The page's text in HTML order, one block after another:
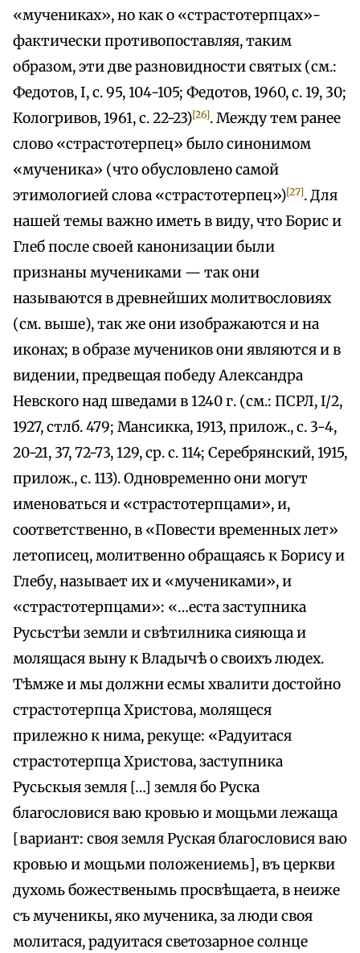
«мучениках», но как о «страстотерпцах»-
фактически противопоставляя, таким
образом, эти две разновидности святых (см.:
Федотов, I, с. 95, 104-105; Федотов, 1960, с. 19, 30;
Кологривов, 1961, с. 22-23)[26]. Между тем ранее
слово «страстотерпец» было синонимом
«мученика» (что обусловлено самой
этимологией слова «страстотерпец»)[27]. Для
нашей темы важно иметь в виду, что Борис и
Глеб после своей канонизации были
признаны мучениками — так они
называются в древнейших молитвословиях
(см. выше), так же они изображаются и на
иконах; в образе мучеников они являются и в
видении, предвещая победу Александра
Невского над шведами в 1240 г. (см.: ПСРЛ, I/2,
1927, стлб. 479; Мансикка, 1913, прилож., с. 3-4,
20-21, 37, 72-73, 129, ср. с. 114; Серебрянский, 1915,
прилож., с. 113). Одновременно они могут
именоваться и «страстотерпцами», и,
соответственно, в «Повести временных лет»
летописец, молитвенно обращаясь к Борису и
Глебу, называет их и «мучениками», и
«страстотерпцами»: «…еста заступника
Русьстѣи земли и свѣтилника сияюща и
молящася выну к Владычѣ о своихъ людех.
Тѣмже и мы должни есмы хвалити достойно
страстотерпца Христова, молящеся
прилежно к нима, рекуще: «Радуитася
страстотерпца Христова, заступника
Русьскыя земля […] земля бо Руска
благословися ваю кровью и мощьми лежаща
[вариант: своя земля Руская благословися ваю
кровью и мощьми положениемь], въ церкви
духомь божественымь просвѣщаета, в неиже
съ мученикы, яко мученика, за люди своя
молитася, радуитася светозарное солнце